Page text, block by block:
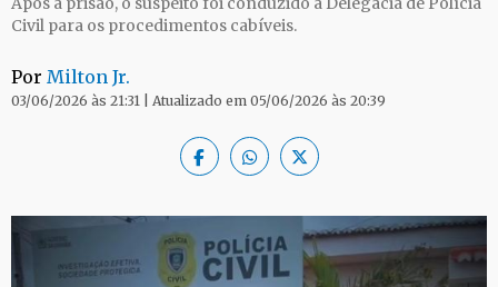
Civil para os procedimentos cabíveis.
Por Milton Jr.
03/06/2026 às 21:31 | Atualizado em 05/06/2026 às 20:39